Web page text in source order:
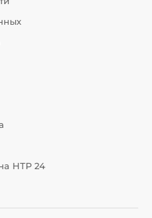
НТР 24